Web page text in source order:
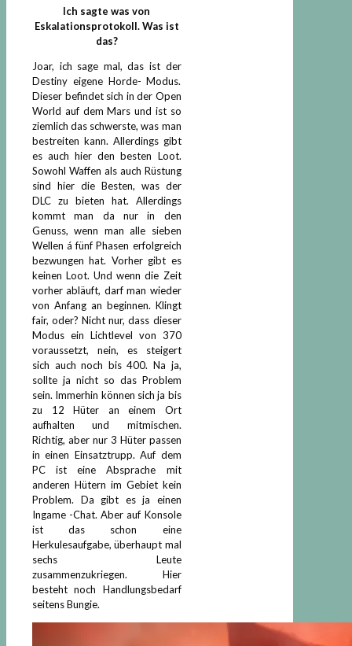
Ich sagte was von
Eskalationsprotokoll. Was ist
das?
Joar, ich sage mal, das ist der
Destiny eigene Horde- Modus.
Dieser befindet sich in der Open
World auf dem Mars und ist so
ziemlich das schwerste, was man
bestreiten kann. Allerdings gibt
es auch hier den besten Loot.
Sowohl Waffen als auch Rüstung
sind hier die Besten, was der
DLC zu bieten hat. Allerdings
kommt man da nur in den
Genuss, wenn man alle sieben
Wellen á fünf Phasen erfolgreich
bezwungen hat. Vorher gibt es
keinen Loot. Und wenn die Zeit
vorher abläuft, darf man wieder
von Anfang an beginnen. Klingt
fair, oder? Nicht nur, dass dieser
Modus ein Lichtlevel von 370
voraussetzt, nein, es steigert
sich auch noch bis 400. Na ja,
sollte ja nicht so das Problem
sein. Immerhin können sich ja bis
zu 12 Hüter an einem Ort
aufhalten und mitmischen.
Richtig, aber nur 3 Hüter passen
in einen Einsatztrupp. Auf dem
PC ist eine Absprache mit
anderen Hütern im Gebiet kein
Problem. Da gibt es ja einen
Ingame -Chat. Aber auf Konsole
ist das schon eine
Herkulesaufgabe, überhaupt mal
sechs Leute
zusammenzukriegen. Hier
besteht noch Handlungsbedarf
seitens Bungie.